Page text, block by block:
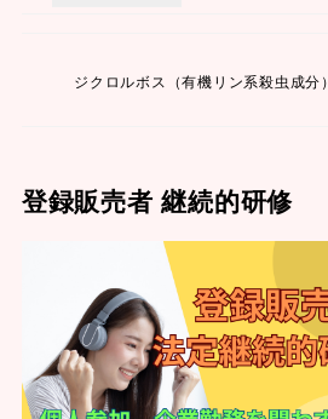
ジクロルボス（有機リン系殺虫成分）
登録販売者 継続的研修